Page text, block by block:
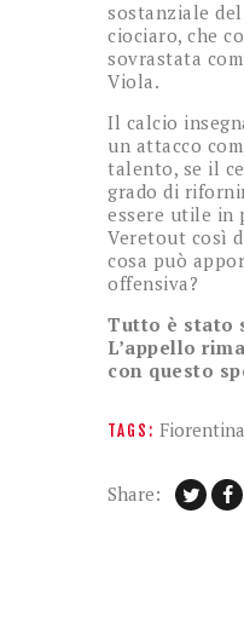
sostanziale
ciociaro, che
sovrastata
Viola.
Il calcio
un attacco
talento, se il
grado di
essere utile in
Veretout così
cosa può
offensiva?
Tutto è stato
L’appello
con questo
TAGS: Fiorentina
Share: